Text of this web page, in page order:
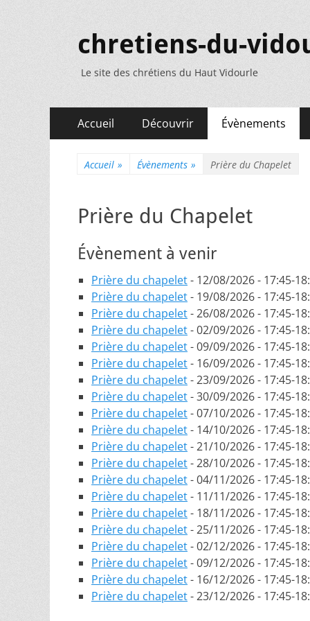
chretiens-du-
Le site des chrétiens du Haut Vidourle
Menu
principal
Accueil Découvrir Évènements
Accueil » Évènements » Prière du Chapelet
Prière du Chapelet
Évènement à venir
Prière du chapelet- 12/08/2026 - 17:45-
Prière du chapelet- 19/08/2026 - 17:45-
Prière du chapelet- 26/08/2026 - 17:45-
Prière du chapelet- 02/09/2026 - 17:45-
Prière du chapelet- 09/09/2026 - 17:45-
Prière du chapelet- 16/09/2026 - 17:45-
Prière du chapelet- 23/09/2026 - 17:45-
Prière du chapelet- 30/09/2026 - 17:45-
Prière du chapelet- 07/10/2026 - 17:45-
Prière du chapelet- 14/10/2026 - 17:45-
Prière du chapelet- 21/10/2026 - 17:45-
Prière du chapelet- 28/10/2026 - 17:45-
Prière du chapelet- 04/11/2026 - 17:45-
Prière du chapelet- 11/11/2026 - 17:45-
Prière du chapelet- 18/11/2026 - 17:45-
Prière du chapelet- 25/11/2026 - 17:45-
Prière du chapelet- 02/12/2026 - 17:45-
Prière du chapelet- 09/12/2026 - 17:45-
Prière du chapelet- 16/12/2026 - 17:45-
Prière du chapelet- 23/12/2026 - 17:45-